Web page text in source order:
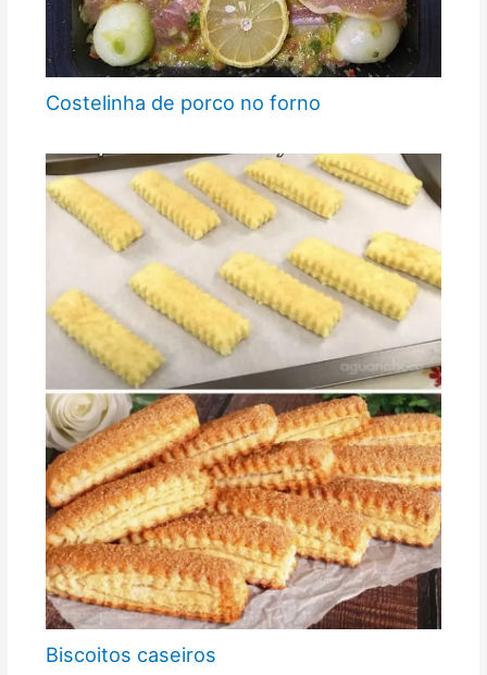
Costelinha de porco no forno
Biscoitos caseiros